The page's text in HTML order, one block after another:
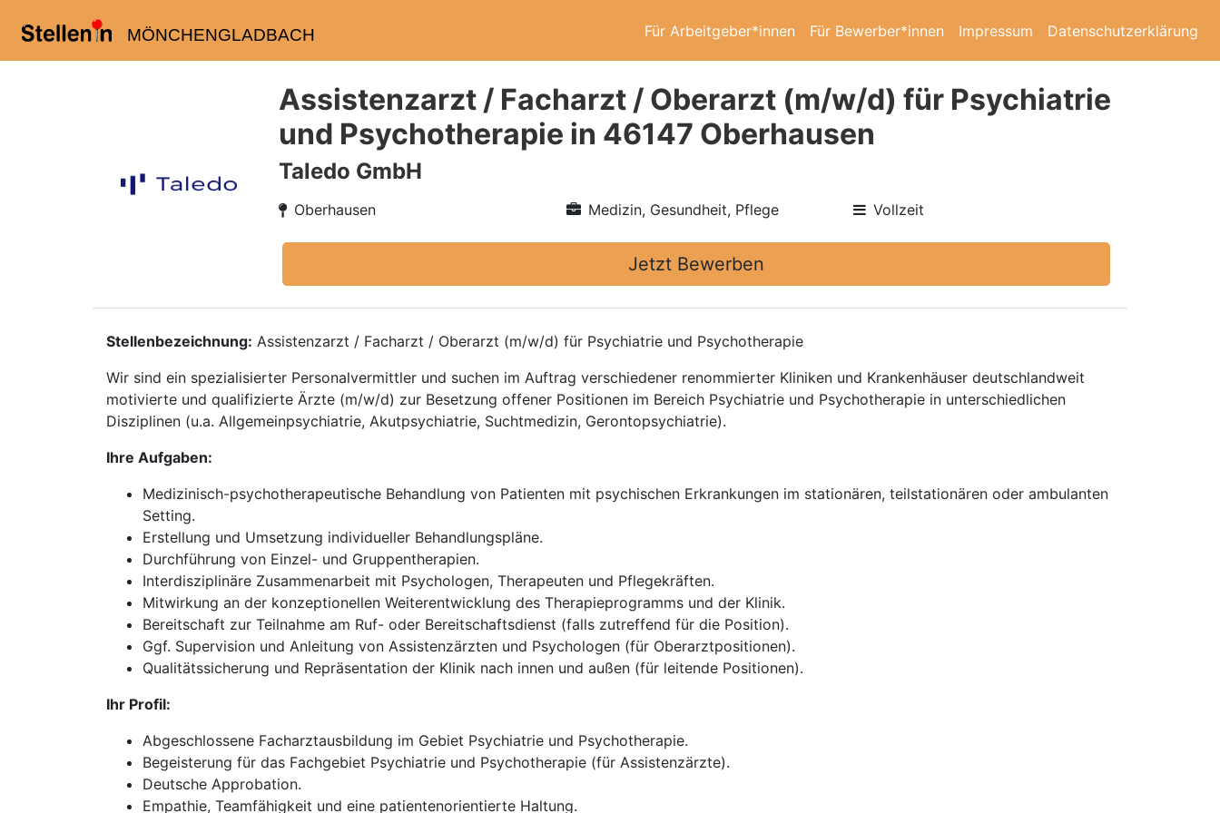
MÖNCHENGLADBACH Für Arbeitgeber*innen Für Bewerber*innen Impressum Datenschutzerklärung
Assistenzarzt / Facharzt / Oberarzt (m/w/d) für Psychiatrie
und Psychotherapie in 46147 Oberhausen
Taledo GmbH
Oberhausen Medizin, Gesundheit, Pflege Vollzeit
Jetzt Bewerben
Stellenbezeichnung: Assistenzarzt / Facharzt / Oberarzt (m/w/d) für Psychiatrie und Psychotherapie
Wir sind ein spezialisierter Personalvermittler und suchen im Auftrag verschiedener renommierter Kliniken und Krankenhäuser deutschlandweit
motivierte und qualifizierte Ärzte (m/w/d) zur Besetzung offener Positionen im Bereich Psychiatrie und Psychotherapie in unterschiedlichen
Disziplinen (u.a. Allgemeinpsychiatrie, Akutpsychiatrie, Suchtmedizin, Gerontopsychiatrie).
Ihre Aufgaben:
Medizinisch-psychotherapeutische Behandlung von Patienten mit psychischen Erkrankungen im stationären, teilstationären oder ambulanten
Setting.
Erstellung und Umsetzung individueller Behandlungspläne.
Durchführung von Einzel- und Gruppentherapien.
Interdisziplinäre Zusammenarbeit mit Psychologen, Therapeuten und Pflegekräften.
Mitwirkung an der konzeptionellen Weiterentwicklung des Therapieprogramms und der Klinik.
Bereitschaft zur Teilnahme am Ruf- oder Bereitschaftsdienst (falls zutreffend für die Position).
Ggf. Supervision und Anleitung von Assistenzärzten und Psychologen (für Oberarztpositionen).
Qualitätssicherung und Repräsentation der Klinik nach innen und außen (für leitende Positionen).
Ihr Profil:
Abgeschlossene Facharztausbildung im Gebiet Psychiatrie und Psychotherapie.
Begeisterung für das Fachgebiet Psychiatrie und Psychotherapie (für Assistenzärzte).
Deutsche Approbation.
Empathie, Teamfähigkeit und eine patientenorientierte Haltung.